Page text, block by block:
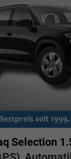
Selection